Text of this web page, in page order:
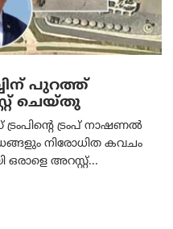
പുറത്ത്
ചെയ്തു
ട്രംപ് നാഷണൽ
നിരോധിത കവചം
അറസ്റ്റ്...